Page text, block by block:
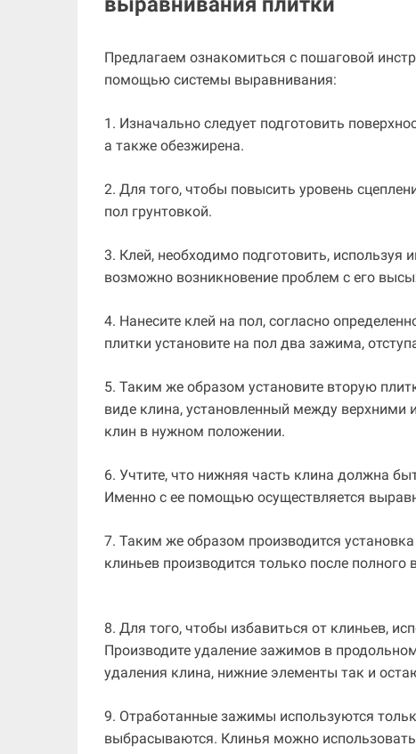
Предлагаем ознакомиться с пошаговой
помощью системы выравнивания:
1. Изначально следует подготовить
а также обезжирена.
2. Для того, чтобы повысить уровень
пол грунтовкой.
3. Клей, необходимо подготовить, используя
возможно возникновение проблем с его
4. Нанесите клей на пол, согласно
плитки установите на пол два зажима,
5. Таким же образом установите вторую
виде клина, установленный между
клин в нужном положении.
6. Учтите, что нижняя часть клина должна
Именно с ее помощью осуществляется
7. Таким же образом производится
клиньев производится только после полного
8. Для того, чтобы избавиться от клиньев,
Производите удаление зажимов в
удаления клина, нижние элементы так и
9. Отработанные зажимы используются
выбрасываются. Клинья можно